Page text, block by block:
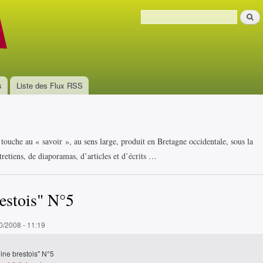
Formulaire de recherche
Liste des Flux RSS
au « savoir », au sens large, produit en Bretagne occidentale, sous la
de diaporamas, d’articles et d’écrits …
N°5
2008 - 11:19
brestois" N°5